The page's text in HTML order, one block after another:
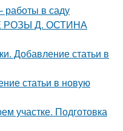
работы в саду
РОЗЫ Д. ОСТИНА
Добавление статьи в
статьи в новую
участке. Подготовка